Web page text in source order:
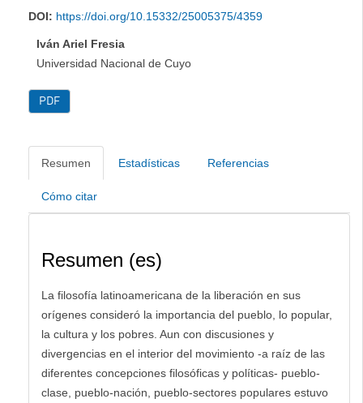
DOI: https://doi.org/10.15332/25005375/4359
Iván Ariel Fresia
Universidad Nacional de Cuyo
PDF
Resumen Estadísticas Referencias
Cómo citar
Resumen (es)
La filosofía latinoamericana de la liberación en sus
orígenes consideró la importancia del pueblo, lo popular,
la cultura y los pobres. Aun con discusiones y
divergencias en el interior del movimiento -a raíz de las
diferentes concepciones filosóficas y políticas- pueblo-
clase, pueblo-nación, pueblo-sectores populares estuvo